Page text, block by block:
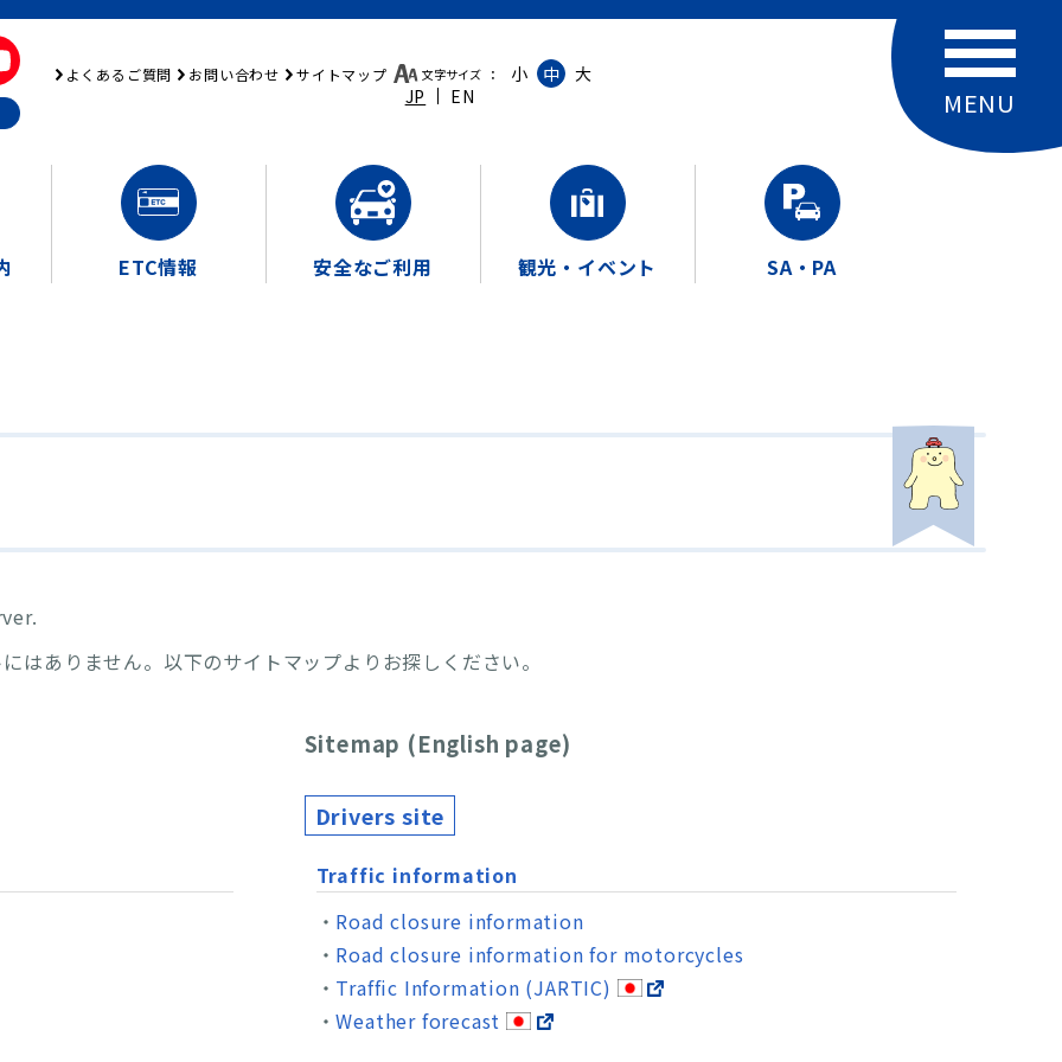
よくあるご質問 お問い合わせ サイトマップ 文字サイズ ： 小 中
大
JP
EN
ETC情報 安全なご利用 観光・イベント SA・PA
はありません。以下のサイトマップよりお探しください。
Sitemap (English page)
Drivers site
Traffic information
Road closure information
Road closure information for motorcycles
Traffic Information (JARTIC)
Weather forecast